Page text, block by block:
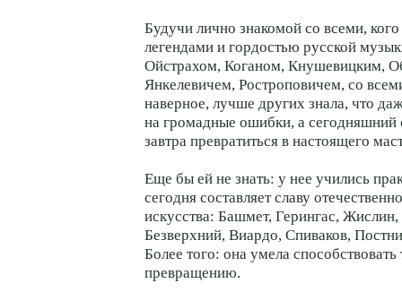
Будучи лично знакомой со всеми,
легендами и гордостью русской
Ойстрахом, Коганом, Кнушевицким,
Янкелевичем, Ростроповичем, со
наверное, лучше других знала, что
на громадные ошибки, а сегодняшний
завтра превратиться в настоящего
Еще бы ей не знать: у нее учились
сегодня составляет славу
искусства: Башмет, Герингас,
Безверхний, Виардо, Спиваков,
Более того: она умела способствовать
превращению.